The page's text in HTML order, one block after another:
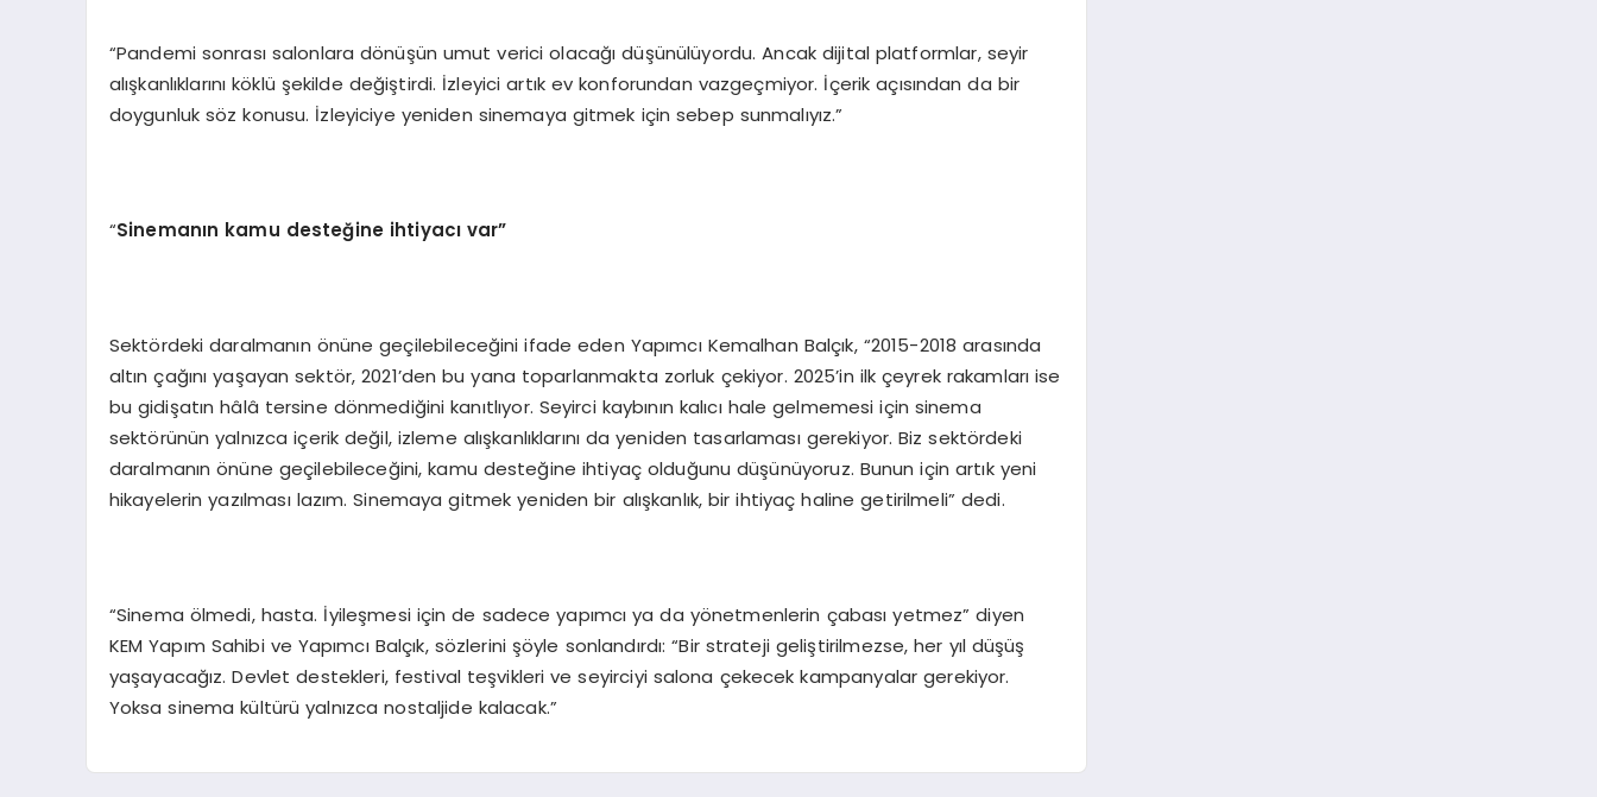
“Pandemi sonrası salonlara dönüşün umut verici olacağı düşünülüyordu. Ancak dijital platformlar, seyir
alışkanlıklarını köklü şekilde değiştirdi. İzleyici artık ev konforundan vazgeçmiyor. İçerik açısından da bir
doygunluk söz konusu. İzleyiciye yeniden sinemaya gitmek için sebep sunmalıyız.”
“Sinemanın kamu desteğine ihtiyacı var”
Sektördeki daralmanın önüne geçilebileceğini ifade eden Yapımcı Kemalhan Balçık, “2015-2018 arasında
altın çağını yaşayan sektör, 2021’den bu yana toparlanmakta zorluk çekiyor. 2025’in ilk çeyrek rakamları ise
bu gidişatın hâlâ tersine dönmediğini kanıtlıyor. Seyirci kaybının kalıcı hale gelmemesi için sinema
sektörünün yalnızca içerik değil, izleme alışkanlıklarını da yeniden tasarlaması gerekiyor. Biz sektördeki
daralmanın önüne geçilebileceğini, kamu desteğine ihtiyaç olduğunu düşünüyoruz. Bunun için artık yeni
hikayelerin yazılması lazım. Sinemaya gitmek yeniden bir alışkanlık, bir ihtiyaç haline getirilmeli” dedi.
“Sinema ölmedi, hasta. İyileşmesi için de sadece yapımcı ya da yönetmenlerin çabası yetmez” diyen
KEM Yapım Sahibi ve Yapımcı Balçık, sözlerini şöyle sonlandırdı: “Bir strateji geliştirilmezse, her yıl düşüş
yaşayacağız. Devlet destekleri, festival teşvikleri ve seyirciyi salona çekecek kampanyalar gerekiyor.
Yoksa sinema kültürü yalnızca nostaljide kalacak.”